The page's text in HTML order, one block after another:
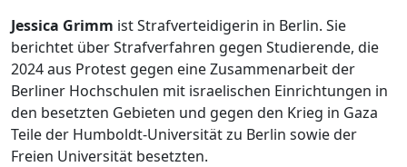
Jessica Grimm ist Strafverteidigerin in Berlin. Sie
berichtet über Strafverfahren gegen Studierende, die
2024 aus Protest gegen eine Zusammenarbeit der
Berliner Hochschulen mit israelischen Einrichtungen in
den besetzten Gebieten und gegen den Krieg in Gaza
Teile der Humboldt-Universität zu Berlin sowie der
Freien Universität besetzten.